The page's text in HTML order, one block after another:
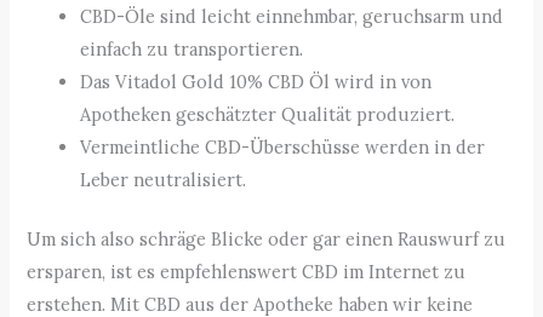
CBD-Öle sind leicht einnehmbar, geruchsarm und
einfach zu transportieren.
Das Vitadol Gold 10% CBD Öl wird in von
Apotheken geschätzter Qualität produziert.
Vermeintliche CBD-Überschüsse werden in der
Leber neutralisiert.
Um sich also schräge Blicke oder gar einen Rauswurf zu
ersparen, ist es empfehlenswert CBD im Internet zu
erstehen. Mit CBD aus der Apotheke haben wir keine